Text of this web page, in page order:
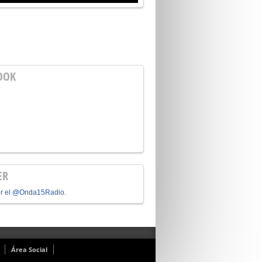
el @Onda15Radio.
Área Social